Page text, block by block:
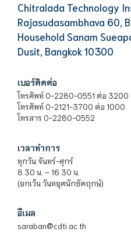
Chitralada Technology
Rajasudasambhava 60,
Household Sanam
Dusit, Bangkok 10300
เบอร์ติดต่อ
โทรศัพท์ 0-2280-0551 ต่อ 3200
โทรศัพท์ 0-2121-3700 ต่อ 1000
โทรสาร 0-2280-0552
เวลาทำการ
ทุกวัน จันทร์-ศุกร์
8.30 น. – 16.30 น.
(ยกเว้น วันหยุดนักขัตฤกษ์)
อีเมล
saraban@cdti.ac.th